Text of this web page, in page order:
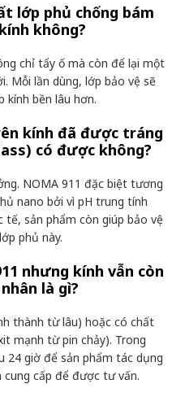
lớp phủ chống bám
không?
chỉ tẩy ố mà còn để lại một
Mỗi lần dùng, lớp bảo vệ sẽ
bền lâu hơn.
kính đã được tráng
có được không?
NOMA 911 đặc biệt tương
nano bởi vì pH trung tính
tế, sản phẩm còn giúp bảo vệ
phủ này.
nhưng kính vẫn còn
là gì?
thành từ lâu) hoặc có chất
mạnh từ pin chảy). Trong
24 giờ để sản phẩm tác dụng
cung cấp để được tư vấn.